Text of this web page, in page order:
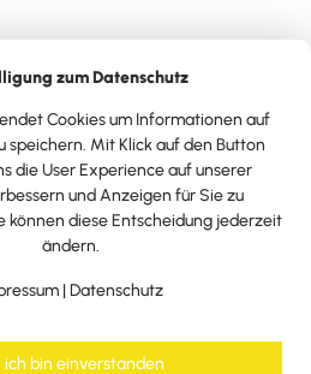
zum Datenschutz
Cookies um Informationen auf
speichern. Mit Klick auf den Button
die User Experience auf unserer
und Anzeigen für Sie zu
können diese Entscheidung jederzeit
ändern.
|Datenschutz
ich bin einverstanden